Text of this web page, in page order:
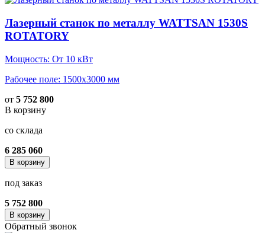
Лазерный станок по металлу WATTSAN 1530S
ROTATORY
Мощность: От 10 кВт
Рабочее поле: 1500х3000 мм
от 5 752 800
В корзину
со склада
6 285 060
В корзину
под заказ
5 752 800
В корзину
Обратный звонок